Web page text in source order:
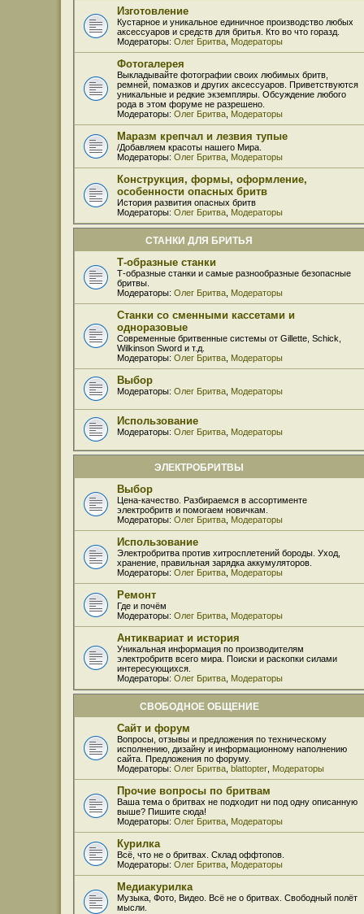
Изготовление
Кустарное и уникальное единичное производство любых
аксессуаров и средств для бритья. Кто во что горазд.
Модераторы: Олег Бритва Модераторы
Фотогалерея
Выкладывайте фотографии своих любимых бритв,
ремней, помазков и других аксессуаров. Приветствуются
уникальные и редкие экземпляры. Обсуждение любого
рода в этом форуме не разрешено.
Модераторы: Олег Бритва Модераторы
Маразм крепчал и лезвия тупые
/Добавляем красоты нашего Мира.
Модераторы: Олег Бритва Модераторы
Конструкция, формы, оформление,
особенности опасных бритв
История развития опасных бритв
Модераторы: Олег Бритва Модераторы
СТАНКИ ДЛЯ БРИТЬЯ
Т-образные станки
Т-образные станки и самые разнообразные безопасные
бритвы.
Модераторы: Олег Бритва Модераторы
Станки со сменными кассетами и
одноразовые
Современные бритвенные системы от Gillette, Schick,
Wilkinson Sword и т.д.
Модераторы: Олег Бритва Модераторы
Выбор
Модераторы: Олег Бритва Модераторы
Использование
Модераторы: Олег Бритва Модераторы
ЭЛЕКТРОБРИТВЫ
Выбор
Цена-качество. Разбираемся в ассортименте
электробритв и помогаем новичкам.
Модераторы: Олег Бритва Модераторы
Использование
Электробритва против хитросплетений бороды. Уход,
хранение, правильная зарядка аккумуляторов.
Модераторы: Олег Бритва Модераторы
Ремонт
Где и почём
Модераторы: Олег Бритва Модераторы
Антиквариат и история
Уникальная информация по производителям
электробритв всего мира. Поиски и раскопки силами
интересующихся.
Модераторы: Олег Бритва Модераторы
СВОБОДНОЕ ОБЩЕНИЕ
Сайт и форум
Вопросы, отзывы и предложения по техническому
исполнению, дизайну и информационному наполнению
сайта. Предложения по форуму.
Модераторы: Олег Бритва blattopter Модераторы
Прочие вопросы по бритвам
Ваша тема о бритвах не подходит ни под одну описанную
выше? Пишите сюда!
Модераторы: Олег Бритва Модераторы
Курилка
Всё, что не о бритвах. Склад оффтопов.
Модераторы: Олег Бритва Модераторы
Медиакурилка
Музыка, Фото, Видео. Всё не о бритвах. Свободный полёт
мысли.